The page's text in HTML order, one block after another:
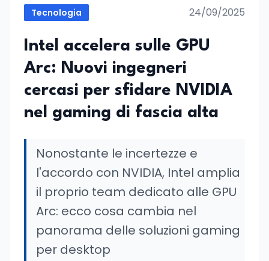
Tecnologia 24/09/2025
Intel accelera sulle GPU
Arc: Nuovi ingegneri
cercasi per sfidare NVIDIA
nel gaming di fascia alta
Nonostante le incertezze e
l'accordo con NVIDIA, Intel amplia
il proprio team dedicato alle GPU
Arc: ecco cosa cambia nel
panorama delle soluzioni gaming
per desktop